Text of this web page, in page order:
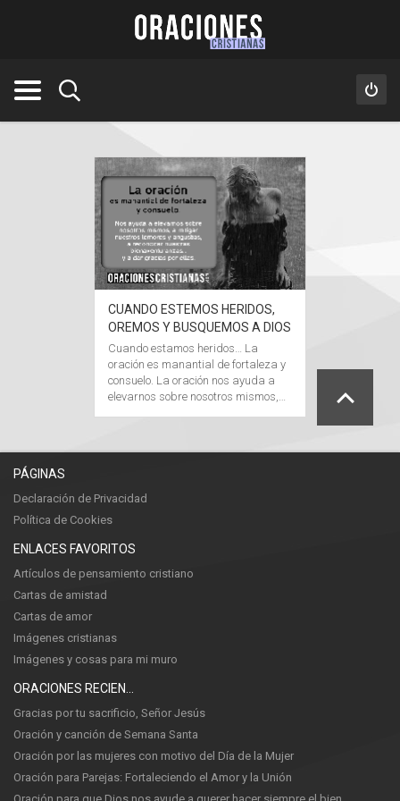
CUANDO ESTEMOS HERIDOS,
OREMOS Y BUSQUEMOS A DIOS
Cuando estamos heridos… La
oración es manantial de fortaleza y
consuelo. La oración nos ayuda a
elevarnos sobre nosotros mismos,…
PÁGINAS
Declaración de Privacidad
Política de Cookies
ENLACES FAVORITOS
Artículos de pensamiento cristiano
Cartas de amistad
Cartas de amor
Imágenes cristianas
Imágenes y cosas para mi muro
Gracias por tu sacrificio, Señor Jesús
Oración y canción de Semana Santa
Oración por las mujeres con motivo del Día de la Mujer
Oración para Parejas: Fortaleciendo el Amor y la Unión